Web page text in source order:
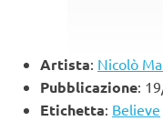
Artista: Nicolò
Pubblicazione:
Etichetta: Believe